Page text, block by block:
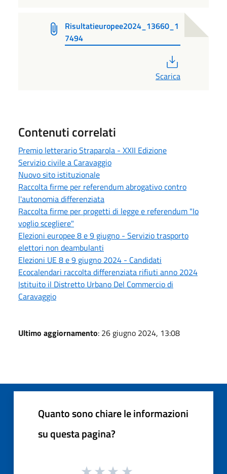
Risultatieuropee2024_13660_1
7494
Scarica
Contenuti correlati
Premio letterario Straparola - XXII Edizione
Servizio civile a Caravaggio
Nuovo sito istituzionale
Raccolta firme per referendum abrogativo contro
l'autonomia differenziata
Raccolta firme per progetti di legge e referendum "Io
voglio scegliere"
Elezioni europee 8 e 9 giugno - Servizio trasporto
elettori non deambulanti
Elezioni UE 8 e 9 giugno 2024 - Candidati
Ecocalendari raccolta differenziata rifiuti anno 2024
Istituito il Distretto Urbano Del Commercio di
Caravaggio
Ultimo aggiornamento: 26 giugno 2024, 13:08
Quanto sono chiare le informazioni
su questa pagina?